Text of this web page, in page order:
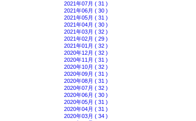
2021年07月 ( 31 )
2021年06月 ( 30 )
2021年05月 ( 31 )
2021年04月 ( 30 )
2021年03月 ( 32 )
2021年02月 ( 29 )
2021年01月 ( 32 )
2020年12月 ( 32 )
2020年11月 ( 31 )
2020年10月 ( 32 )
2020年09月 ( 31 )
2020年08月 ( 31 )
2020年07月 ( 32 )
2020年06月 ( 30 )
2020年05月 ( 31 )
2020年04月 ( 31 )
2020年03月 ( 34 )